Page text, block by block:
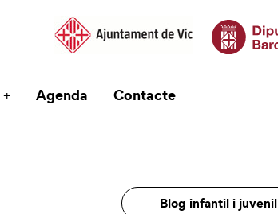
Agenda Contacte
Blog infantil i juvenil